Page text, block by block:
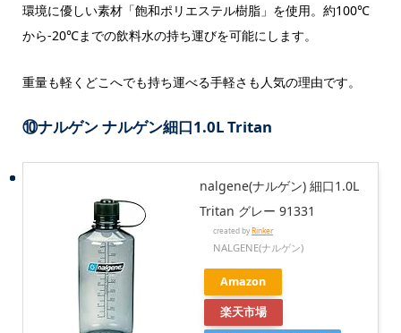
環境に優しい素材「飽和ポリエステル樹脂」を使用。約100℃
から-20℃までの飲料水の持ち運びを可能にします。
重量も軽くどこへでも持ち運べる手軽さも人気の理由です。
⑩ナルゲン ナルゲン細口1.0L Tritan
nalgene(ナルゲン) 細口1.0L
Tritan グレー 91331
created byRinker
NALGENE(ナルゲン)
Amazon
楽天市場